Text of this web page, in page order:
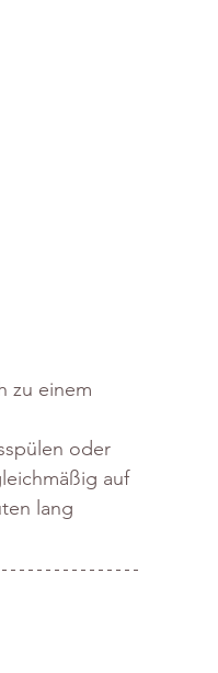
zu einem
oder
auf
lang